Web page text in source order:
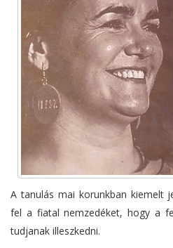
A tanulás mai korunkban kiemelt
fel a fiatal nemzedéket, hogy a
tudjanak illeszkedni.